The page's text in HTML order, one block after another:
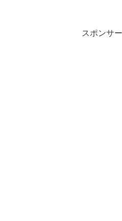
スポンサ